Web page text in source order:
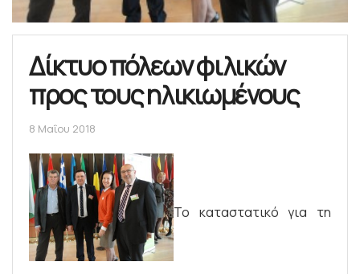
Δίκτυο πόλεων φιλικών
προς τους ηλικιωμένους
8 Μαΐου 2018
Το καταστατικό για τη